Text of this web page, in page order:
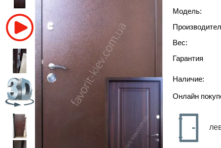
Модель:
Вес:
Гарантия
Наличие:
Онлайн